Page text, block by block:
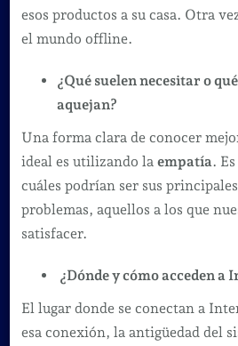
esos productos a su casa. Otra
el mundo offline.
¿Qué suelen necesitar o
aquejan?
Una forma clara de conocer
ideal es utilizando la empatía.
cuáles podrían ser sus
problemas, aquellos a los que
satisfacer.
¿Dónde y cómo acceden a
El lugar donde se conectan a
esa conexión, la antigüedad del